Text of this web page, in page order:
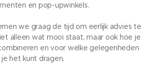
en pop-upwinkels.
we graag de tijd om eerlijk advies te
alleen wat mooi staat, maar ook hoe je
en voor welke gelegenheden
je het kunt dragen.